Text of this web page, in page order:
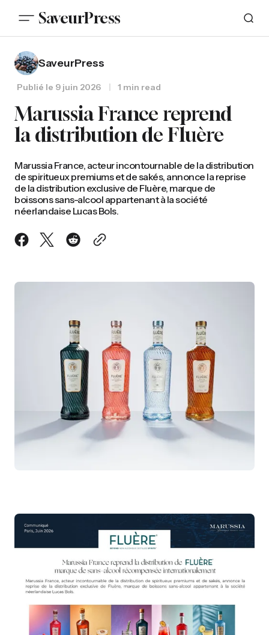
SaveurPress
SaveurPress
Publié le 9 juin 2026 1 min read
Marussia France reprend
la distribution de Fluère
Marussia France, acteur incontournable de la distribution
de spiritueux premiums et de sakés, annonce la reprise
de la distribution exclusive de Fluère, marque de
boissons sans-alcool appartenant à la société
néerlandaise Lucas Bols.